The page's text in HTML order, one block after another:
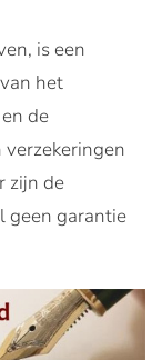
is een
het
de
zijn de
geen garantie